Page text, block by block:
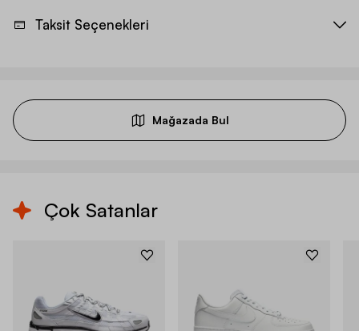
Taksit Seçenekleri
Mağazada Bul
Çok Satanlar